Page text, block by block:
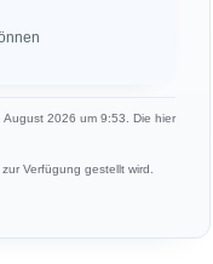
August 2026 um 9:53. Die hier
Verfügung gestellt wird.